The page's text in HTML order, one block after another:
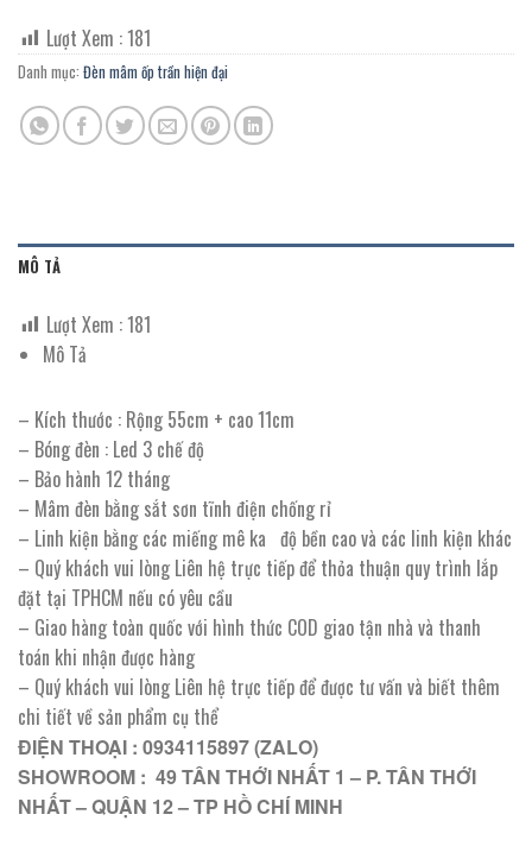
Lượt Xem :181
Danh mục: Đèn mâm ốp trần hiện đại
MÔ TẢ
Lượt Xem :181
Mô Tả
– Kích thước : Rộng 55cm + cao 11cm
– Bóng đèn : Led 3 chế độ
– Bảo hành 12 tháng
– Mâm đèn bằng sắt sơn tĩnh điện chống rỉ
– Linh kiện bằng các miếng mê ka độ bền cao và các linh kiện khác
– Quý khách vui lòng Liên hệ trực tiếp để thỏa thuận quy trình lắp
đặt tại TPHCM nếu có yêu cầu
– Giao hàng toàn quốc với hình thức COD giao tận nhà và thanh
toán khi nhận được hàng
– Quý khách vui lòng Liên hệ trực tiếp để được tư vấn và biết thêm
chi tiết về sản phẩm cụ thể
ĐIỆN THOẠI : 0934115897 (ZALO)
SHOWROOM : 49 TÂN THỚI NHẤT 1 – P. TÂN THỚI
NHẤT – QUẬN 12 – TP HỒ CHÍ MINH